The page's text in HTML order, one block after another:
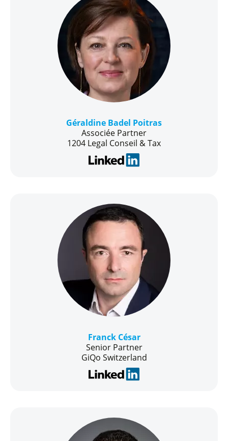
Géraldine Badel Poitras
Associée Partner
1204 Legal Conseil & Tax
Franck César
Senior Partner
GiQo Switzerland